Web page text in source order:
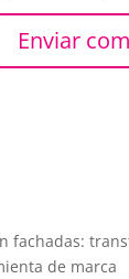
fachadas:
de marca